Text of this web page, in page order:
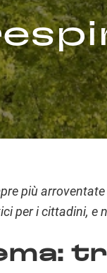
più
per i cittadini, e